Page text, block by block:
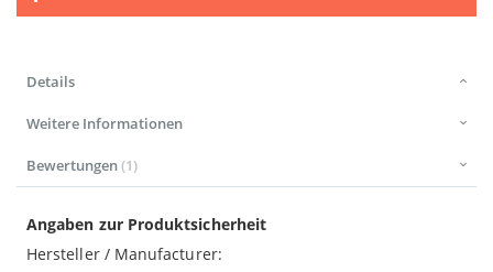
Details
Weitere Informationen
Bewertungen 1
Angaben zur Produktsicherheit
Hersteller / Manufacturer: